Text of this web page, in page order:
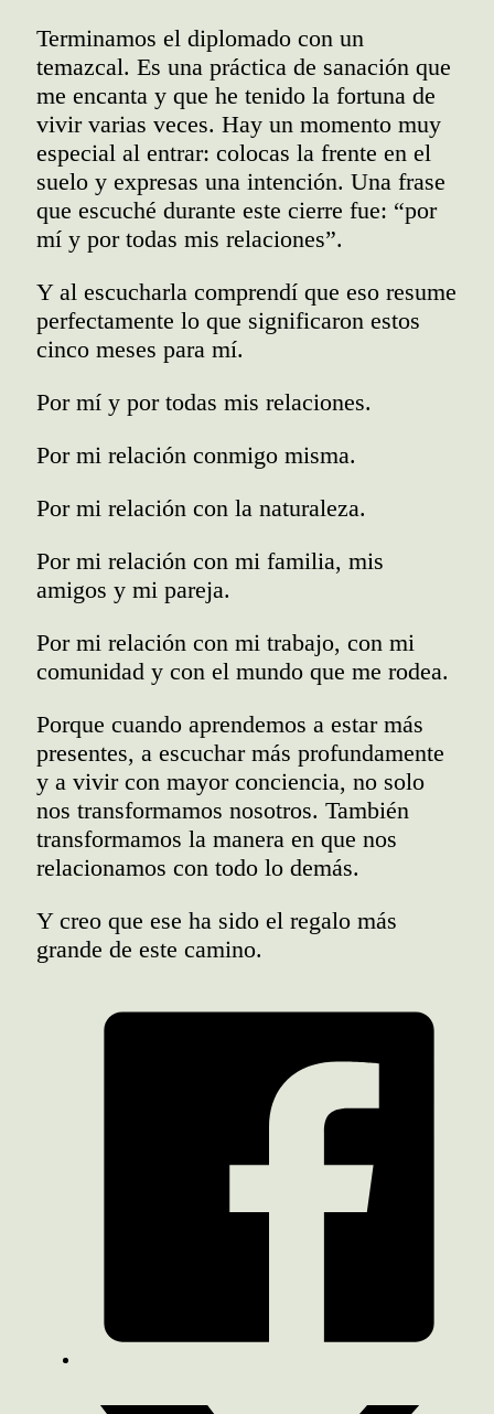
Terminamos el diplomado con un
temazcal. Es una práctica de sanación que
me encanta y que he tenido la fortuna de
vivir varias veces. Hay un momento muy
especial al entrar: colocas la frente en el
suelo y expresas una intención. Una frase
que escuché durante este cierre fue: “por
mí y por todas mis relaciones”.
Y al escucharla comprendí que eso resume
perfectamente lo que significaron estos
cinco meses para mí.
Por mí y por todas mis relaciones.
Por mi relación conmigo misma.
Por mi relación con la naturaleza.
Por mi relación con mi familia, mis
amigos y mi pareja.
Por mi relación con mi trabajo, con mi
comunidad y con el mundo que me rodea.
Porque cuando aprendemos a estar más
presentes, a escuchar más profundamente
y a vivir con mayor conciencia, no solo
nos transformamos nosotros. También
transformamos la manera en que nos
relacionamos con todo lo demás.
Y creo que ese ha sido el regalo más
grande de este camino.